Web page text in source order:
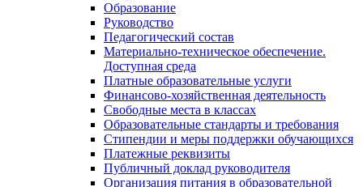
Образование
Руководство
Педагогический состав
Материально-техническое обеспечение.
Доступная среда
Платные образовательные услуги
Финансово-хозяйственная деятельность
Свободные места в классах
Образовательные стандарты и требования
Стипендии и меры поддержки обучающихся
Платежные реквизиты
Публичный доклад руководителя
Организация питания в образовательной